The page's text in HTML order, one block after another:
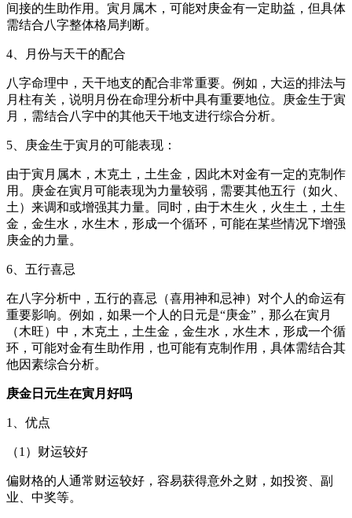
间接的生助作用。寅月属木，可能对庚金有一定助益，但具体
需结合八字整体格局判断。
4、月份与天干的配合
八字命理中，天干地支的配合非常重要。例如，大运的排法与
月柱有关，说明月份在命理分析中具有重要地位。庚金生于寅
月，需结合八字中的其他天干地支进行综合分析。
5、庚金生于寅月的可能表现：
由于寅月属木，木克土，土生金，因此木对金有一定的克制作
用。庚金在寅月可能表现为力量较弱，需要其他五行（如火、
土）来调和或增强其力量。同时，由于木生火，火生土，土生
金，金生水，水生木，形成一个循环，可能在某些情况下增强
庚金的力量。
6、五行喜忌
在八字分析中，五行的喜忌（喜用神和忌神）对个人的命运有
重要影响。例如，如果一个人的日元是“庚金”，那么在寅月
（木旺）中，木克土，土生金，金生水，水生木，形成一个循
环，可能对金有生助作用，也可能有克制作用，具体需结合其
他因素综合分析。
庚金日元生在寅月好吗
1、优点
（1）财运较好
偏财格的人通常财运较好，容易获得意外之财，如投资、副
业、中奖等。